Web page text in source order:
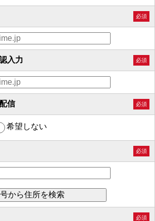
必須
入力 必須
信 必須
希望しない
必須
必須